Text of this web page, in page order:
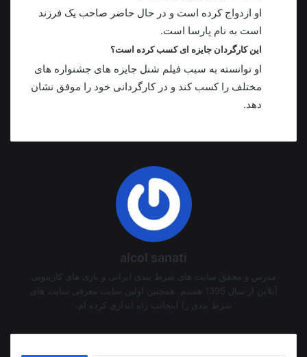
او ازدواج کرده است و در حال حاضر صاحب یک فرزند
است به نام پارسا است.
این کارگردان جایزه ای کسب کرده است؟
او توانسته به سبب فیلم شنل جایزه های جشنواره های
مختلف را کسب کند و در کارگردانی خود را موفق نشان
دهد.
alcol sanati
مدرس و محقق سایت های شرط بندی ایرانی و بازی های کازینویی
آنلاین از سال 1395 هستم. همچنین اولین سایت معرفی سایت های
شرط بندی را اینجانب راه اندازی کرده ام.